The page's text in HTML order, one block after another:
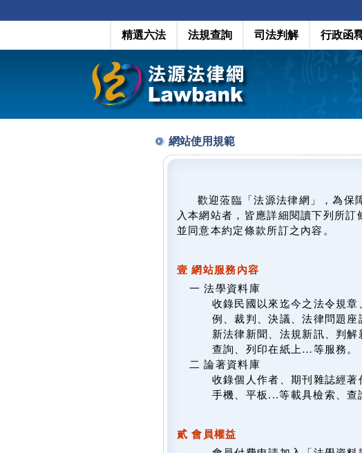
精選六法 法規查詢 司法判解 行政函
網站使用規範
歡迎蒞臨「法源法律網」，為保
入本網站者，皆應詳細閱讀下列所
並同意本約定條款所訂之內容。
壹 網站服務內容
一 法學資料庫
收錄民國以來迄今之法令規
例、裁判、決議、法律問題
新法律新聞、法規新訊、判
查詢、列印在紙上…等服務。
二 論著資料庫
收錄個人作者、期刊雜誌經
手機、平板...等載具檢索、
貳 會員權益